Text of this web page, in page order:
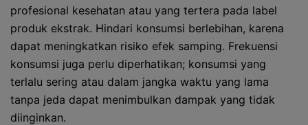
profesional kesehatan atau yang tertera pada label
produk ekstrak. Hindari konsumsi berlebihan, karena
dapat meningkatkan risiko efek samping. Frekuensi
konsumsi juga perlu diperhatikan; konsumsi yang
terlalu sering atau dalam jangka waktu yang lama
tanpa jeda dapat menimbulkan dampak yang tidak
diinginkan.